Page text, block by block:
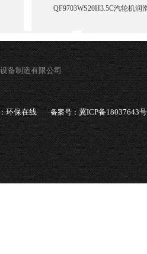
QF9703WS20H3.5C汽轮机润
备制造有限公司
环保在线 备案号：冀ICP备18037643